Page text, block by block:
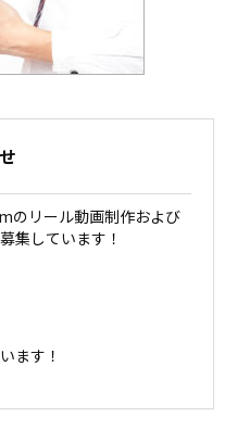
のリール動画制作および
集しています！
ます！